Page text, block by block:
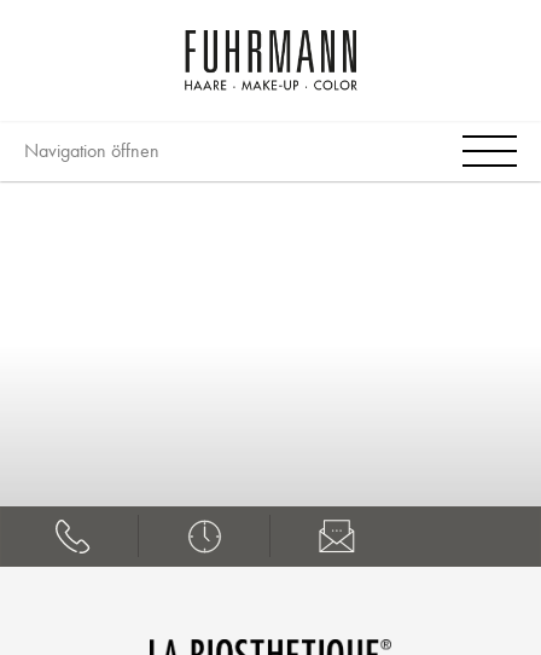
Navigation öffnen